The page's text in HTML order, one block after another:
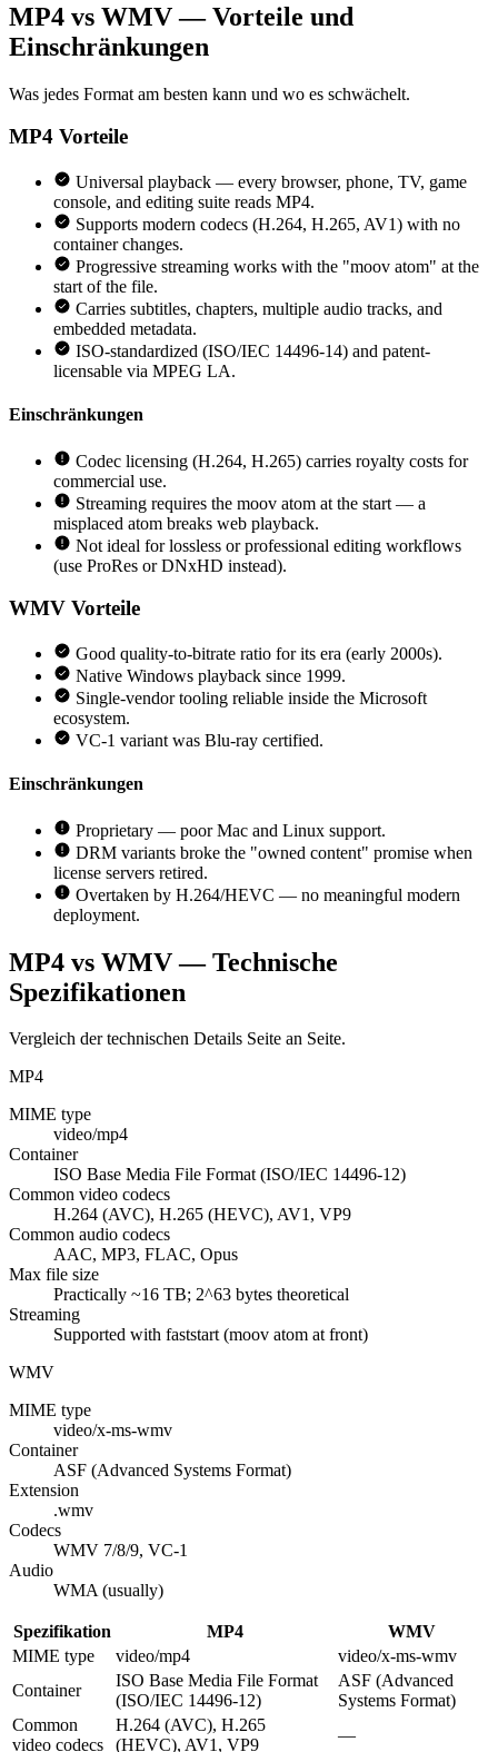
MP4 vs WMV — Vorteile und
Einschränkungen
Was jedes Format am besten kann und wo es schwächelt.
MP4 Vorteile
Universal playback — every browser, phone, TV, game
console, and editing suite reads MP4.
Supports modern codecs (H.264, H.265, AV1) with no
container changes.
Progressive streaming works with the "moov atom" at the
start of the file.
Carries subtitles, chapters, multiple audio tracks, and
embedded metadata.
ISO-standardized (ISO/IEC 14496-14) and patent-
licensable via MPEG LA.
Einschränkungen
Codec licensing (H.264, H.265) carries royalty costs for
commercial use.
Streaming requires the moov atom at the start — a
misplaced atom breaks web playback.
Not ideal for lossless or professional editing workflows
(use ProRes or DNxHD instead).
WMV Vorteile
Good quality-to-bitrate ratio for its era (early 2000s).
Native Windows playback since 1999.
Single-vendor tooling reliable inside the Microsoft
ecosystem.
VC-1 variant was Blu-ray certified.
Einschränkungen
Proprietary — poor Mac and Linux support.
DRM variants broke the "owned content" promise when
license servers retired.
Overtaken by H.264/HEVC — no meaningful modern
deployment.
MP4 vs WMV — Technische
Spezifikationen
Vergleich der technischen Details Seite an Seite.
MP4
MIME type
video/mp4
Container
ISO Base Media File Format (ISO/IEC 14496-12)
Common video codecs
H.264 (AVC), H.265 (HEVC), AV1, VP9
Common audio codecs
AAC, MP3, FLAC, Opus
Max file size
Practically ~16 TB; 2^63 bytes theoretical
Streaming
Supported with faststart (moov atom at front)
WMV
MIME type
video/x-ms-wmv
Container
ASF (Advanced Systems Format)
Extension
.wmv
Codecs
WMV 7/8/9, VC-1
Audio
WMA (usually)
Spezifikation MP4
WMV
MIME type
video/mp4
video/x-ms-wmv
Container
ISO Base Media File Format
(ISO/IEC 14496-12)
ASF (Advanced
Systems Format)
Common
video codecs
H.264 (AVC), H.265
(HEVC), AV1, VP9
—